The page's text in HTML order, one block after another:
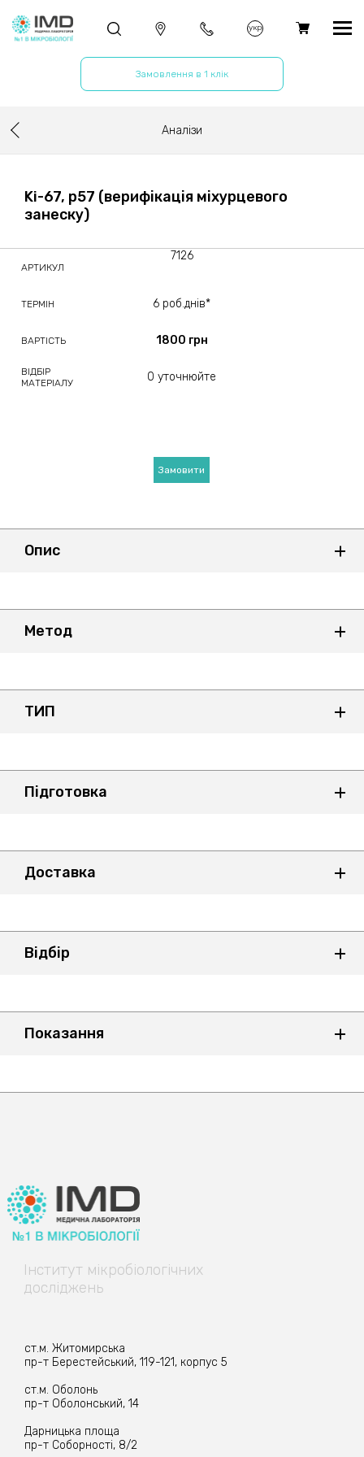
укр
Замовлення в 1 клік
Аналізи
Ki-67, p57 (верифікація міхурцевого
занеску)
АРТИКУЛ
ТЕРМІН
ВАРТІСТЬ
ВІДБІР
МАТЕРІАЛУ
7126
6 роб.днів*
1800 грн
0 уточнюйте
Замовити
Опис
Метод
ТИП
Підготовка
Доставка
Відбір
Показання
Інститут мікробіологічних
досліджень
ст.м. Житомирська
пр-т Берестейський, 119-121, корпус 5
ст.м. Оболонь
пр-т Оболонський, 14
Дарницька площа
пр-т Соборності, 8/2